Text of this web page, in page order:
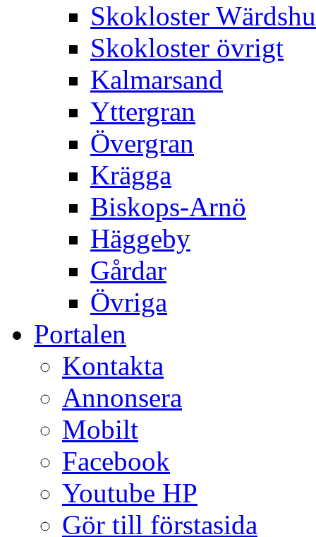
Skokloster
Skokloster övrigt
Kalmarsand
Yttergran
Övergran
Krägga
Biskops-Arnö
Häggeby
Gårdar
Övriga
Portalen
Kontakta
Annonsera
Mobilt
Facebook
Youtube HP
Gör till förstasida